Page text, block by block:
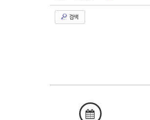
검색